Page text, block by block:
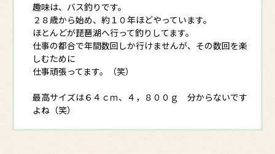
趣味は、バス釣りです。
２８歳から始め、約１０年ほどやっています。
ほとんどが琵琶湖へ行って釣りしてます。
仕事の都合で年間数回しか行けませんが、その数回を楽
しむために
仕事頑張ってます。（笑）
最高サイズは６４ｃｍ、４，８００ｇ 分からないです
よね（笑）